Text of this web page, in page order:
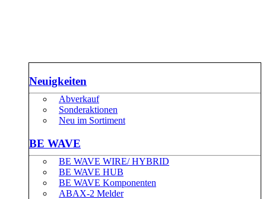
Neuigkeiten
Abverkauf
Sonderaktionen
Neu im Sortiment
BE WAVE
BE WAVE WIRE/ HYBRID
BE WAVE HUB
BE WAVE Komponenten
ABAX-2 Melder